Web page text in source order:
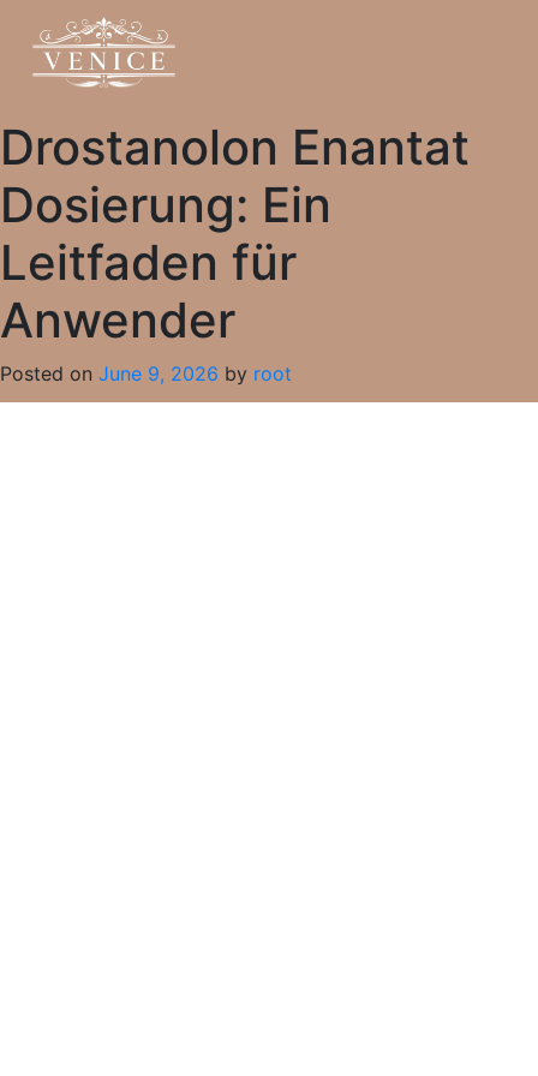
Drostanolon Enantat
Dosierung: Ein
Leitfaden für
Anwender
Posted on June 9, 2026 by root